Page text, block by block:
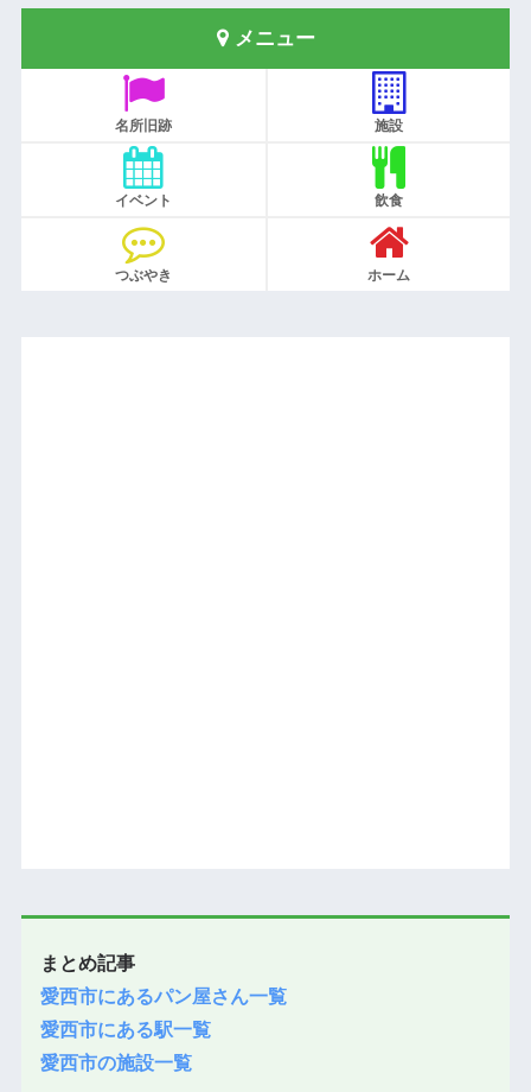
メニュー
名所旧跡 施設
イベント 飲食
つぶやき ホーム
まとめ記事
愛西市にあるパン屋さん一覧
愛西市にある駅一覧
愛西市の施設一覧